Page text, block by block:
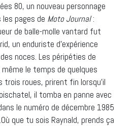
80, un nouveau personnage
pages de Moto Journal:
de balle-molle vantard fut
un enduriste d’expérience
noces. Les péripéties de
le temps de quelques
trois roues, prirent fin lorsqu’il
il tomba en panne avec
le numéro de décembre 1985
que tu sois Raynald, prends ça